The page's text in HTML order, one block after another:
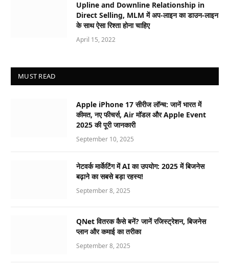
Upline and Downline Relationship in
Direct Selling, MLM में अप-लाइन का डाउन-लाइन
के साथ ऐसा रिश्ता होना चाहिए
April 15, 2022
MUST READ
Apple iPhone 17 सीरीज लॉन्च: जानें भारत में
कीमत, नए फीचर्स, Air मॉडल और Apple Event
2025 की पूरी जानकारी
September 10, 2025
नेटवर्क मार्केटिंग में AI का उपयोग: 2025 में बिजनेस
बढ़ाने का सबसे बड़ा रहस्य!
September 8, 2025
QNet वितरक कैसे बनें? जानें रजिस्ट्रेशन, बिजनेस
प्लान और कमाई का तरीका
September 8, 2025